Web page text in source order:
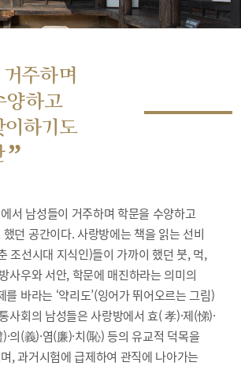
주하며
양하고
하기도
”
서 남성들이 거주하며 학문을 수양하고
던 공간이다. 사랑방에는 책을 읽는 선비
조선시대 지식인)들이 가까이 했던 붓, 먹,
사우와 서안, 학문에 매진하라는 의미의
를 바라는 ‘약리도’(잉어가 뛰어오르는 그림)
사회의 남성들은 사랑방에서 효( 孝)·제(悌)·
의(義)·염(廉)·치(恥) 등의 유교적 덕목을
, 과거시험에 급제하여 관직에 나아가는